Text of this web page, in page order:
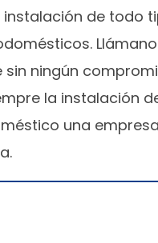
instalación de todo
ningún
la instalación
una empresa